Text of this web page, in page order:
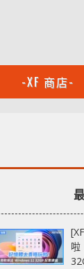
-XF 商店-
啦